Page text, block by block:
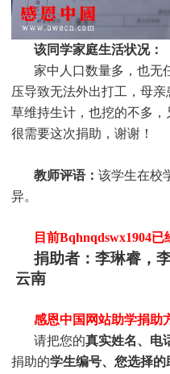
该同学家庭生活状况：
家中人口数量多，也无
压导致无法外出打工，母
草维持生计，也挖的不多
很需要这次捐助，谢谢！
教师评语： 该学生在校
异。
目前Bqhnqdswx1904已
捐助者：李琳睿
云南
感恩中国网站助学捐助
请把您的真实姓名、电
捐助的学生编号、您选择的